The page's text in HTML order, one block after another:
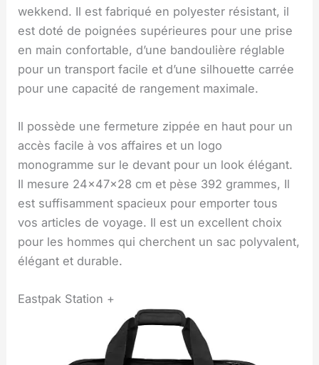
wekkend. Il est fabriqué en polyester résistant, il
est doté de poignées supérieures pour une prise
en main confortable, d’une bandoulière réglable
pour un transport facile et d’une silhouette carrée
pour une capacité de rangement maximale.
Il possède une fermeture zippée en haut pour un
accès facile à vos affaires et un logo
monogramme sur le devant pour un look élégant.
Il mesure 24x47x28 cm et pèse 392 grammes, Il
est suffisamment spacieux pour emporter tous
vos articles de voyage. Il est un excellent choix
pour les hommes qui cherchent un sac polyvalent,
élégant et durable.
Eastpak Station +